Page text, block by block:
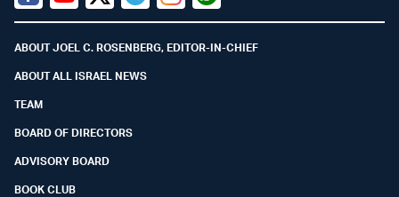
Facebook
YoutubeTwitter (X)
TelegramInstagramWhatsapp
ABOUT JOEL C. ROSENBERG, EDITOR-IN-CHIEF
ABOUT ALL ISRAEL NEWS
TEAM
BOARD OF DIRECTORS
ADVISORY BOARD
BOOK CLUB